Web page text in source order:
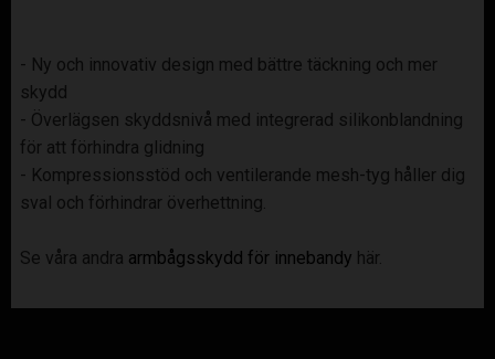
- Ny och innovativ design med bättre täckning och mer
skydd
- Överlägsen skyddsnivå med integrerad silikonblandning
för att förhindra glidning
- Kompressionsstöd och ventilerande mesh-tyg håller dig
sval och förhindrar överhettning.
Se våra andra armbågsskydd för innebandy här.